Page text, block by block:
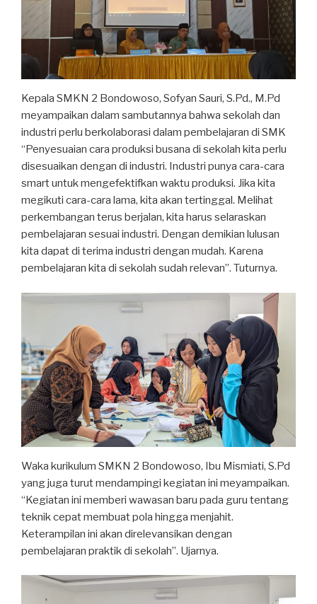
Kepala SMKN 2 Bondowoso, Sofyan Sauri, S.Pd., M.Pd
meyampaikan dalam sambutannya bahwa sekolah dan
industri perlu berkolaborasi dalam pembelajaran di SMK
“Penyesuaian cara produksi busana di sekolah kita perlu
disesuaikan dengan di industri. Industri punya cara-cara
smart untuk mengefektifkan waktu produksi. Jika kita
megikuti cara-cara lama, kita akan tertinggal. Melihat
perkembangan terus berjalan, kita harus selaraskan
pembelajaran sesuai industri. Dengan demikian lulusan
kita dapat di terima industri dengan mudah. Karena
pembelajaran kita di sekolah sudah relevan”. Tuturnya.
Waka kurikulum SMKN 2 Bondowoso, Ibu Mismiati, S.Pd
yang juga turut mendampingi kegiatan ini meyampaikan.
“Kegiatan ini memberi wawasan baru pada guru tentang
teknik cepat membuat pola hingga menjahit.
Keterampilan ini akan direlevansikan dengan
pembelajaran praktik di sekolah”. Ujarnya.